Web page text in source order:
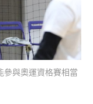
與奧運資格賽相當